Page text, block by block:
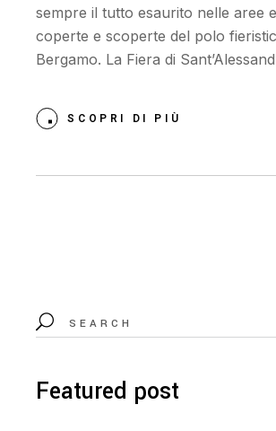
sempre il tutto esaurito nelle aree
coperte e scoperte del polo
Bergamo. La Fiera di
SCOPRI DI PIÙ
Featured post